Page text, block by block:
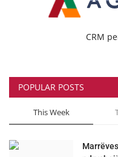
CRM
POPULAR POSTS
This Week